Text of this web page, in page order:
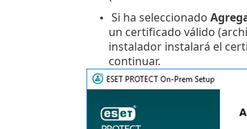
• Si ha seleccionado
un certificado válido
instalador instalará el
continuar.